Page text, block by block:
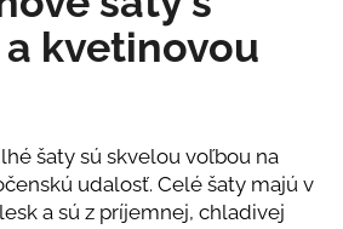
kvetinovou
šaty sú skvelou voľbou na
udalosť. Celé šaty majú v
a sú z príjemnej, chladivej